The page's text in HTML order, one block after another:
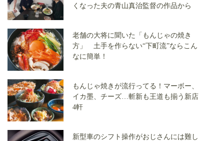
くなった夫の青山真治監督の作品から
老舗の大将に聞いた「もんじゃの焼き
方」 土手を作らない“下町流”ならこん
なに簡単！
もんじゃ焼きが流行ってる！マーボー、
イカ墨、チーズ…斬新も王道も揃う新店
4軒
新型車のシフト操作がおじさんには難し